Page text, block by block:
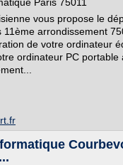
vous propose le
11ème arrondissement
de votre ordinateur
ordinateur PC portable